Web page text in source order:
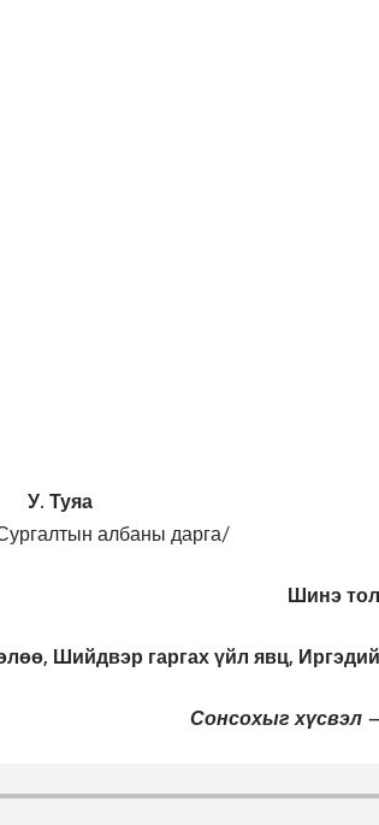
У. Туяа
албаны дарга/
Шинэ
Шийдвэр гаргах үйл явц,
Сонсохыг хүсвэл